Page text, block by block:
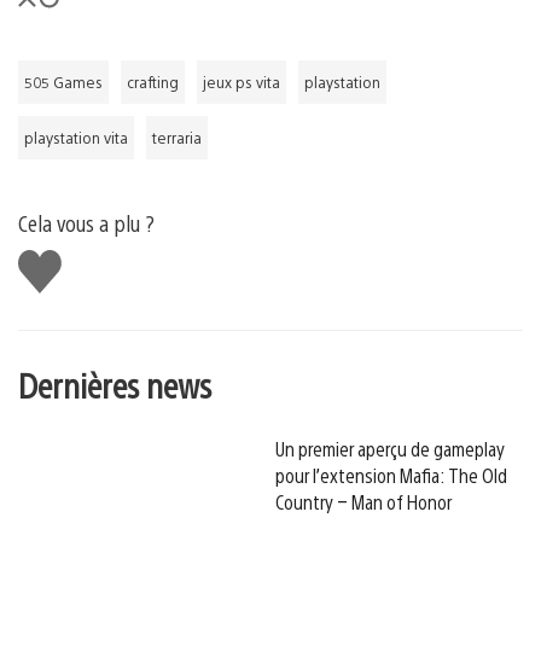
505 Games crafting jeux ps vita playstation
playstation vita terraria
Cela vous a plu ?
J'aime
Dernières news
Un premier aperçu de gameplay
pour l’extension Mafia: The Old
Country – Man of Honor